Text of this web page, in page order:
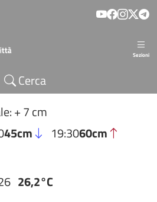
Sezioni
Cerca
+ 7 cm
45cm 19:3060cm
26,2°C